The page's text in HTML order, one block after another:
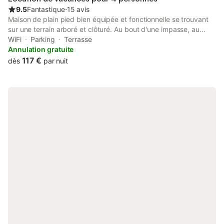
9.5Fantastique⋅15 avis
Maison de plain pied bien équipée et fonctionnelle se trouvant
sur une terrain arboré et clôturé. Au bout d'une impasse, au
calme, elle se situe à proximité de la forêt, d'un lac et de
l'océan, le tout accessible par pistes cyclables. Une table
extérieure, un barbecue, des chaises longues sont à disposition.
WiFi Parking
Terrasse
Annulation gratuite
dès 117 € par nuit